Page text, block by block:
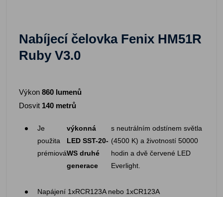
Nabíjecí čelovka Fenix HM51R
Ruby V3.0
Výkon 860 lumenů
Dosvit 140 metrů
Je
použita
prémiová
výkonná
LED SST-20-
WS druhé
generace
s neutrálním odstínem světla
(4500 K) a životností 50000
hodin a dvě červené LED
Everlight.
Napájení 1xRCR123A nebo 1xCR123A